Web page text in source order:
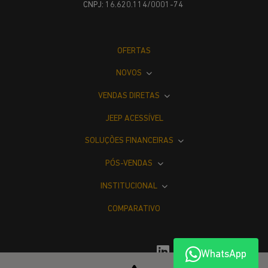
WhatsApp
CNPJ: 16.620.114/0001-74
OFERTAS
NOVOS
VENDAS DIRETAS
JEEP ACESSÍVEL
SOLUÇÕES FINANCEIRAS
PÓS-VENDAS
INSTITUCIONAL
COMPARATIVO